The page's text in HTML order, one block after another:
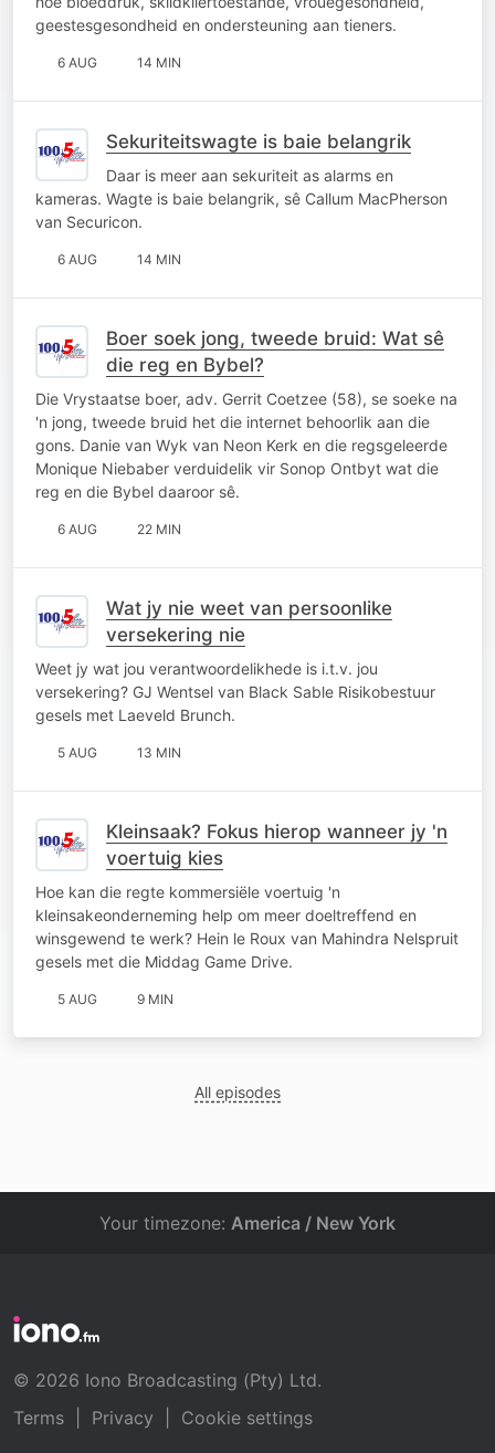
geestesgesondheid en ondersteuning aan tieners.
6 AUG 14 MIN
Sekuriteitswagte is baie belangrik
Daar is meer aan sekuriteit as alarms en
kameras. Wagte is baie belangrik, sê Callum MacPherson
van Securicon.
6 AUG 14 MIN
Boer soek jong, tweede bruid: Wat sê
die reg en Bybel?
Die Vrystaatse boer, adv. Gerrit Coetzee (58), se soeke na
'n jong, tweede bruid het die internet behoorlik aan die
gons. Danie van Wyk van Neon Kerk en die regsgeleerde
Monique Niebaber verduidelik vir Sonop Ontbyt wat die
reg en die Bybel daaroor sê.
6 AUG 22 MIN
Wat jy nie weet van persoonlike
versekering nie
Weet jy wat jou verantwoordelikhede is i.t.v. jou
versekering? GJ Wentsel van Black Sable Risikobestuur
gesels met Laeveld Brunch.
5 AUG 13 MIN
Kleinsaak? Fokus hierop wanneer jy 'n
voertuig kies
Hoe kan die regte kommersiële voertuig 'n
kleinsakeonderneming help om meer doeltreffend en
winsgewend te werk? Hein le Roux van Mahindra Nelspruit
gesels met die Middag Game Drive.
5 AUG 9 MIN
All episodes
Your timezone: America / New York
© 2026 Iono Broadcasting (Pty) Ltd.
Terms
Privacy
Cookie settings